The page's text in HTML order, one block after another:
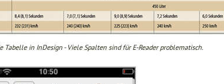
Tabelle in InDesign - Viele Spalten sind für E-Reader problematisch.